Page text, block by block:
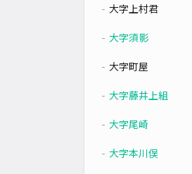
大字上村君
大字須影
大字町屋
大字藤井上組
大字尾崎
大字本川俣